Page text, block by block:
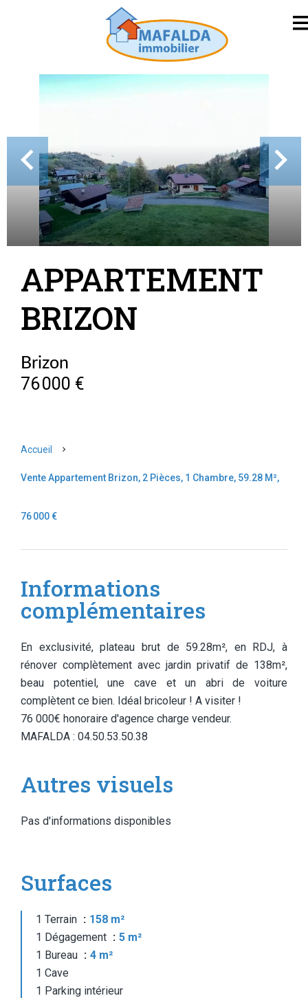
APPARTEMENT
BRIZON
Brizon
76 000 €
Accueil
Vente Appartement Brizon, 2 Pièces, 1 Chambre, 59.28 M²,
76 000 €
Informations
complémentaires
En exclusivité, plateau brut de 59.28m², en RDJ, à
rénover complètement avec jardin privatif de 138m²,
beau potentiel, une cave et un abri de voiture
complètent ce bien. Idéal bricoleur ! A visiter !
76 000€ honoraire d'agence charge vendeur.
MAFALDA : 04.50.53.50.38
Autres visuels
Pas d'informations disponibles
Surfaces
1 Terrain
158 m²
1 Dégagement
5 m²
1 Bureau
4 m²
1 Cave
1 Parking intérieur